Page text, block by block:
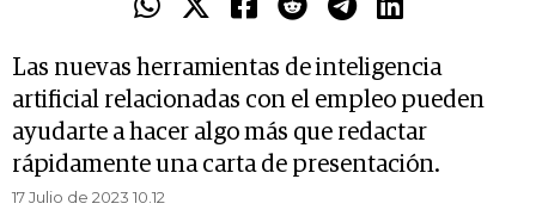
Las nuevas herramientas de inteligencia
artificial relacionadas con el empleo pueden
ayudarte a hacer algo más que redactar
rápidamente una carta de presentación.
17 Julio de 2023 10.12